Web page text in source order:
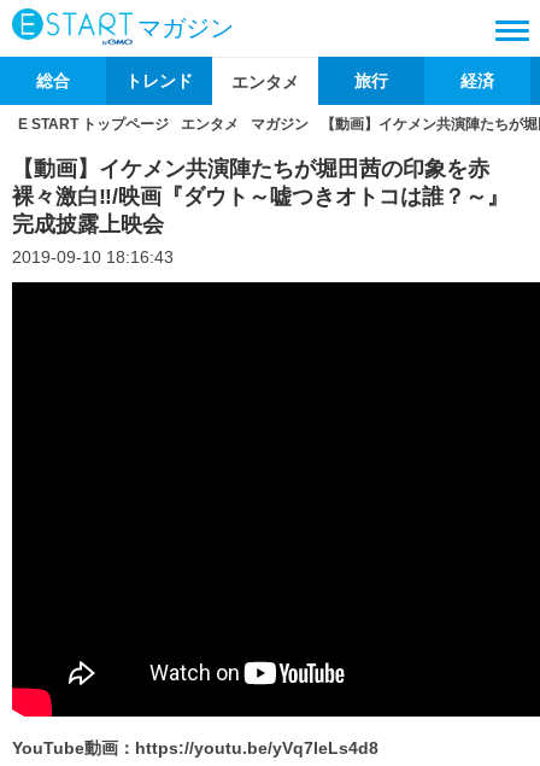
マガジン
総合 トレンド エンタメ 旅行 経済
E START トップページ エンタメ マガジン 【動画】イケメン共演陣たちが
【動画】イケメン共演陣たちが堀田茜の印象を赤
裸々激白‼/映画『ダウト～嘘つきオトコは誰？～』
完成披露上映会
2019-09-10 18:16:43
YouTube動画：https://youtu.be/yVq7leLs4d8